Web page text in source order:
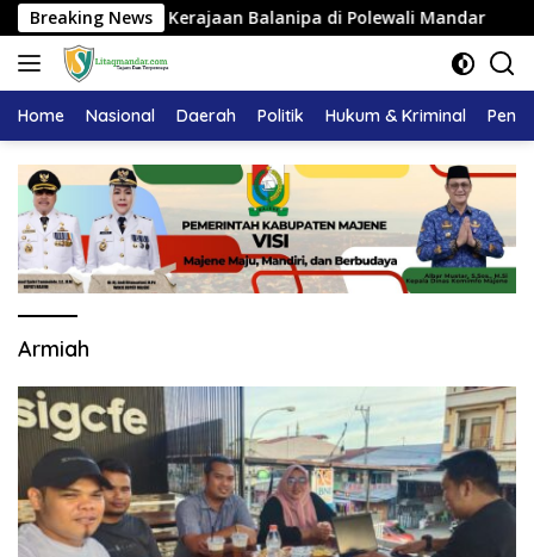
Langsung
ke
konten
Breaking News
Adat Kerajaan Balanipa di Polewali Mandar
Home Nasional Daerah Politik Hukum & Kriminal
Armiah